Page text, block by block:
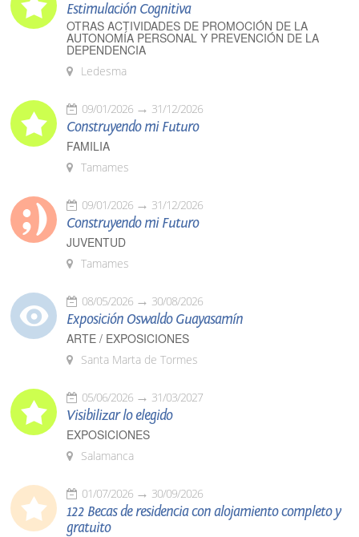
Estimulación Cognitiva
OTRAS ACTIVIDADES DE PROMOCIÓN DE LA
AUTONOMÍA PERSONAL Y PREVENCIÓN DE LA
DEPENDENCIA
Ledesma
09/01/2026 31/12/2026
Construyendo mi Futuro
FAMILIA
Tamames
09/01/2026 31/12/2026
Construyendo mi Futuro
JUVENTUD
Tamames
08/05/2026 30/08/2026
Exposición Oswaldo Guayasamín
ARTE / EXPOSICIONES
Santa Marta de Tormes
05/06/2026 31/03/2027
Visibilizar lo elegido
EXPOSICIONES
Salamanca
01/07/2026 30/09/2026
122 Becas de residencia con alojamiento completo y
gratuito